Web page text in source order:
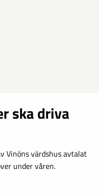
ska driva
Vinöns värdshus avtalat
under våren.